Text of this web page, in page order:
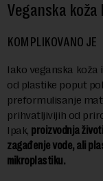
Veganska koža
KOMPLIKOVANO JE
Iako veganska
od plastike poput
preformulisanje
prihvatljivijih od
Ipak, proizvodnja
zagađenje vode, ali
mikroplastiku.